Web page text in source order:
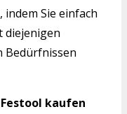
Sie einfach
diejenigen
Bedürfnissen
kaufen